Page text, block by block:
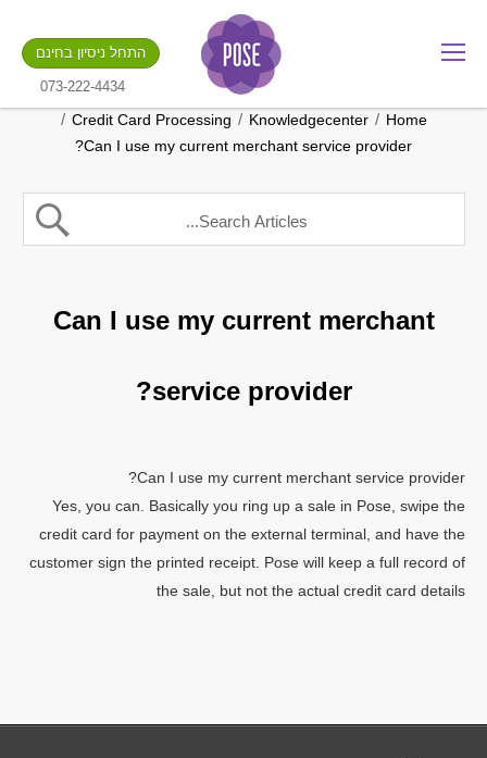
.gotpose.com
התחל ניסיון בחינם
073-222-4434
Home
/
Knowledgecenter
/
Credit Card Processing
/
Can I use my current merchant service provider?
Can I use my current merchant
service provider?
Can I use my current merchant service provider?
Yes, you can. Basically you ring up a sale in Pose, swipe the
credit card for payment on the external terminal, and have the
customer sign the printed receipt. Pose will keep a full record of
the sale, but not the actual credit card details